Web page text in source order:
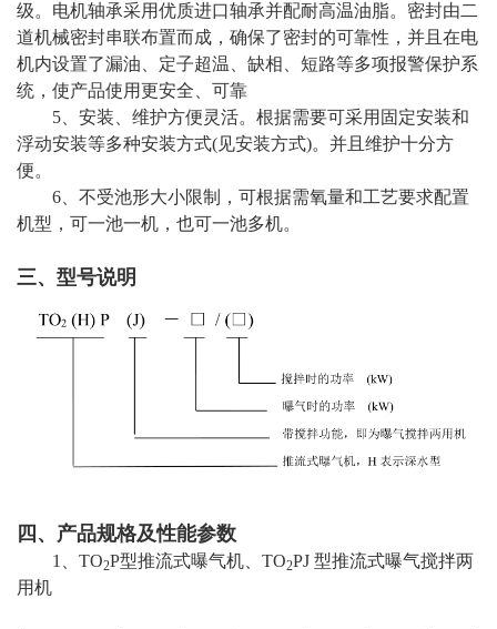
级。电机轴承采用优质进口轴承并配耐高温油脂。密封由二
道机械密封串联布置而成，确保了密封的可靠性，并且在电
机内设置了漏油、定子超温、缺相、短路等多项报警保护系
统，使产品使用更安全、可靠
5、安装、维护方便灵活。根据需要可采用固定安装和
浮动安装等多种安装方式(见安装方式)。并且维护十分方
便。
6、不受池形大小限制，可根据需氧量和工艺要求配置
机型，可一池一机，也可一池多机。
三、型号说明
四、产品规格及性能参数
1、TO2P型推流式曝气机、TO2PJ 型推流式曝气搅拌两
用机